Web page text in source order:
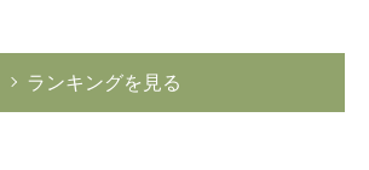
ランキングを見る